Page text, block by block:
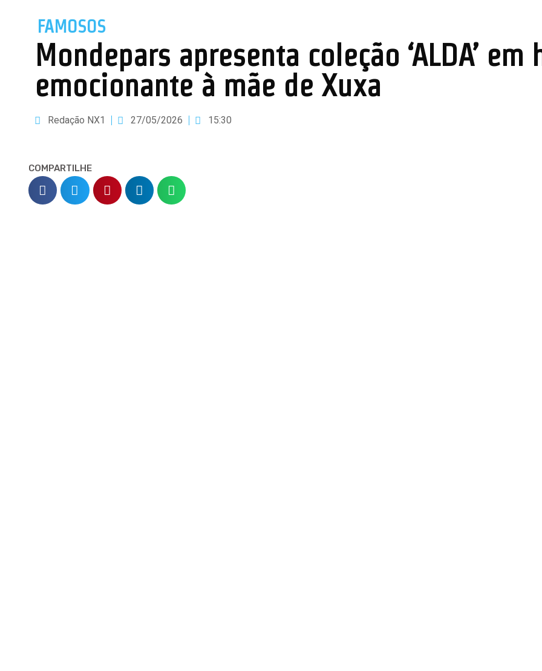
FAMOSOS
Mondepars apresenta coleção ‘ALDA’ em
emocionante à mãe de Xuxa
Redação NX1 27/05/2026 15:30
COMPARTILHE